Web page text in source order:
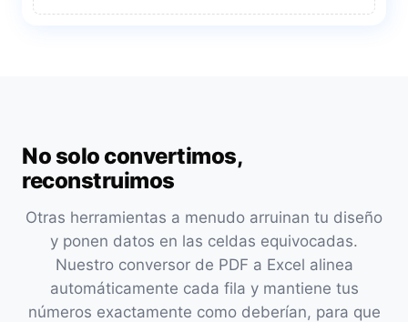
No solo convertimos,
reconstruimos
Otras herramientas a menudo arruinan tu diseño
y ponen datos en las celdas equivocadas.
Nuestro conversor de PDF a Excel alinea
automáticamente cada fila y mantiene tus
números exactamente como deberían, para que